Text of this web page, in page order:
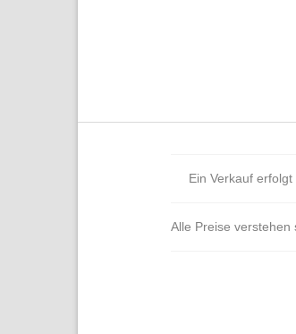
Ein Verkauf
Alle Preise verstehen